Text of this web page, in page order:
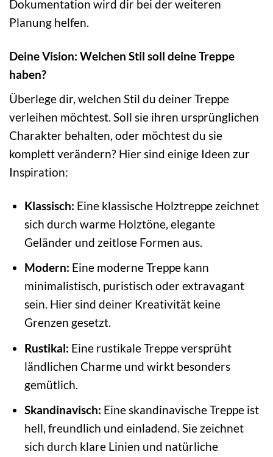
Dokumentation wird dir bei der weiteren
Planung helfen.
Deine Vision: Welchen Stil soll deine Treppe
haben?
Überlege dir, welchen Stil du deiner Treppe
verleihen möchtest. Soll sie ihren ursprünglichen
Charakter behalten, oder möchtest du sie
komplett verändern? Hier sind einige Ideen zur
Inspiration:
Klassisch: Eine klassische Holztreppe zeichnet
sich durch warme Holztöne, elegante
Geländer und zeitlose Formen aus.
Modern: Eine moderne Treppe kann
minimalistisch, puristisch oder extravagant
sein. Hier sind deiner Kreativität keine
Grenzen gesetzt.
Rustikal: Eine rustikale Treppe versprüht
ländlichen Charme und wirkt besonders
gemütlich.
Skandinavisch: Eine skandinavische Treppe ist
hell, freundlich und einladend. Sie zeichnet
sich durch klare Linien und natürliche